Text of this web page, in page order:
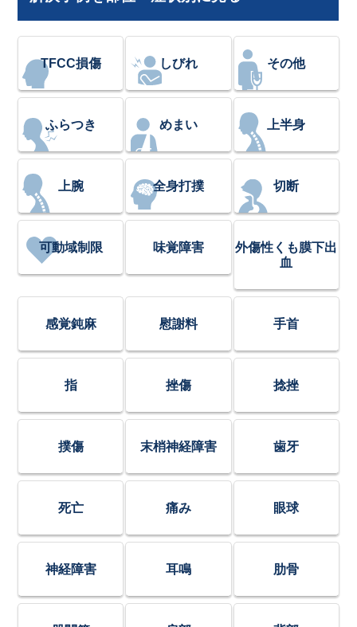
TFCC損傷 しびれ その他
ふらつき めまい 上半身
上腕 全身打撲 切断
可動域制限 味覚障害
外傷性くも膜下出
血
感覚鈍麻 慰謝料 手首
指 挫傷 捻挫
撲傷 末梢神経障害 歯牙
死亡 痛み 眼球
神経障害 耳鳴 肋骨